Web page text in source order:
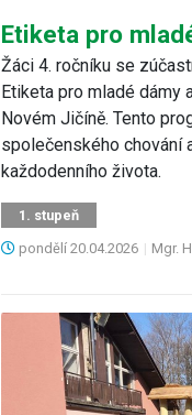
Etiketa pro
Žáci 4. ročníku se
Etiketa pro mladé dámy
Novém Jičíně. Tento
společenského chování
každodenního života.
1. stupeň
pondělí 20.04.2026 | Mgr.